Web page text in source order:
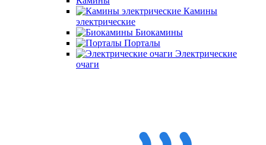
Камины
электрические
Биокамины
Порталы
Электрические
очаги